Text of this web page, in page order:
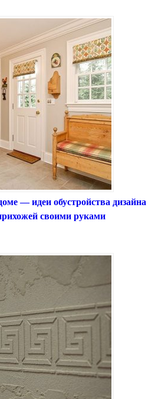
— идеи обустройства дизайна
своими руками